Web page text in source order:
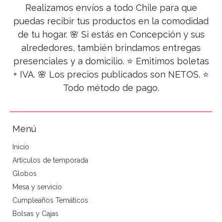
Realizamos envíos a todo Chile para que
puedas recibir tus productos en la comodidad
de tu hogar. 🌸 Si estás en Concepción y sus
alrededores, también brindamos entregas
presenciales y a domicilio. ⭐ Emitimos boletas
+ IVA. 🌸 Los precios publicados son NETOS. ⭐
Todo método de pago.
Menú
Inicio
Artículos de temporada
Globos
Mesa y servicio
Cumpleaños Temáticos
Bolsas y Cajas